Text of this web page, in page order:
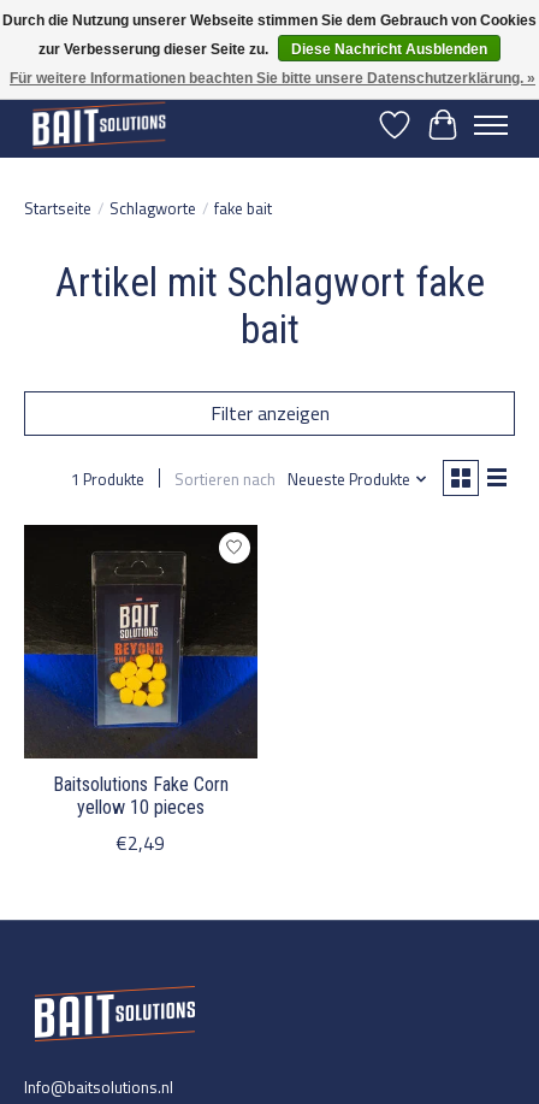
Gratis verzending vanaf 50 euro binnen NL | Op voorraad binnen 2-5 werkdagen
verzonden | België vanaf 70 euro gratis verzonden
Wunschzettel
Ihr
Startseite / Schlagworte / fake bait
Artikel mit Schlagwort fake
bait
Filter anzeigen
1 Produkte Sortieren nach Neueste Produkte
Baitsolutions Fake Corn
yellow 10 pieces
€2,49
Info@baitsolutions.nl
Durch die Nutzung unserer Webseite stimmen Sie dem Gebrauch von Cookies
zur Verbesserung dieser Seite zu.
Diese Nachricht Ausblenden
Für weitere Informationen beachten Sie bitte unsere Datenschutzerklärung. »